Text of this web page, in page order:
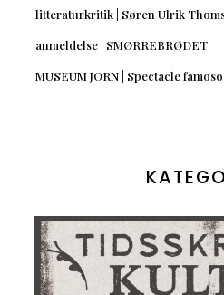
litteraturkritik | Søren Ulrik
anmeldelse | SMØRREBRØDET
MUSEUM JORN | Spectacle famoso